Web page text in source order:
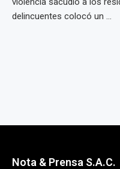
delincuentes colocó un ...
Nota & Prensa S.A.C.